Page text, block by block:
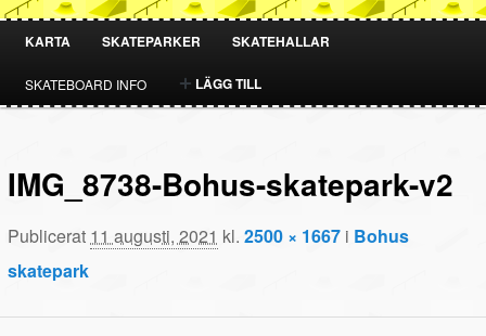
HOPPA
TILL
HOPPA
TILL
KARTA SKATEPARKER SKATEHALLAR
SKATEBOARD INFO LÄGG TILL
IMG_8738-Bohus-skatepark-v2
Publicerat 11 augusti, 2021 kl.2500 × 1667 i Bohus
skatepark